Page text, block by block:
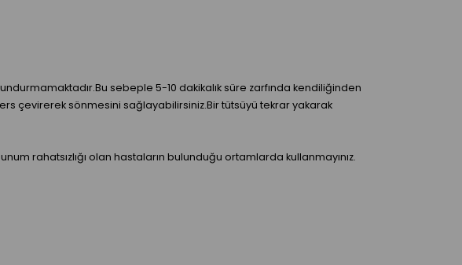
sebeple 5-10 dakikalık süre zarfında kendiliğinden
çevirerek sönmesini sağlayabilirsiniz.Bir tütsüyü tekrar yakarak
rahatsızlığı olan hastaların bulunduğu ortamlarda kullanmayınız.